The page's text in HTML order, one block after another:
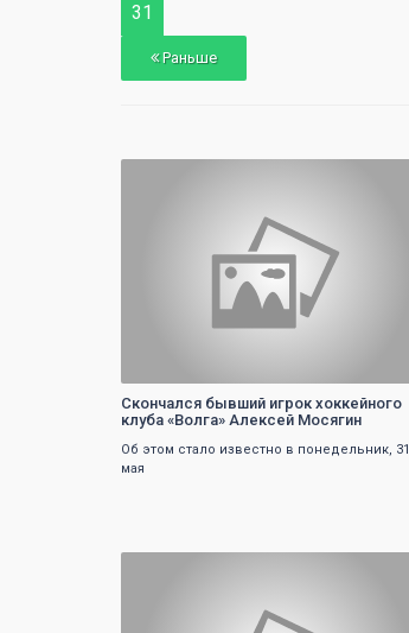
31
Раньше
Скончался бывший игрок хоккейного
клуба «Волга» Алексей Мосягин
Об этом стало известно в понедельник, 31
мая